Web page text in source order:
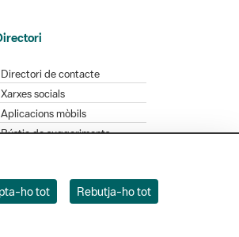
Directori de contacte
Xarxes socials
Aplicacions mòbils
Bústia de suggeriments
Tel. 934 022 428
ho tot Rebutja-ho tot